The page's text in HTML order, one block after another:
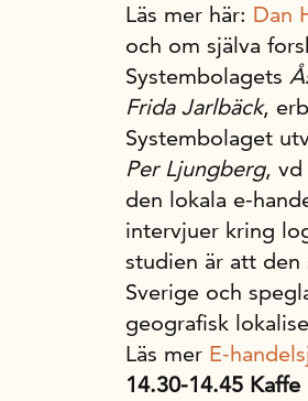
Läs mer här: Dan
och om själva
Systembolagets
Frida Jarlbäck,
Systembolaget
Per Ljungberg, vd
den lokala e-
intervjuer kring
studien är att den
Sverige och
geografisk
Läs mer E-
14.30-14.45 Kaffe